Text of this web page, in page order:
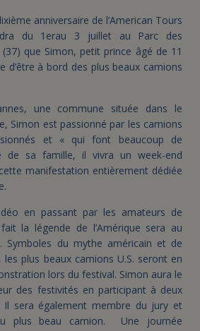
anniversaire de l’American Tours
du 1erau 3 juillet au Parc des
que Simon, petit prince âgé de 11
d’être à bord des plus beaux camions
une commune située dans le
Simon est passionné par les camions
et « qui font beaucoup de
de sa famille, il vivra un week-end
manifestation entièrement dédiée
en passant par les amateurs de
la légende de l’Amérique sera au
Symboles du mythe américain et de
plus beaux camions U.S. seront en
lors du festival. Simon aura le
des festivités en participant à deux
Il sera également membre du jury et
plus beau camion. Une journée